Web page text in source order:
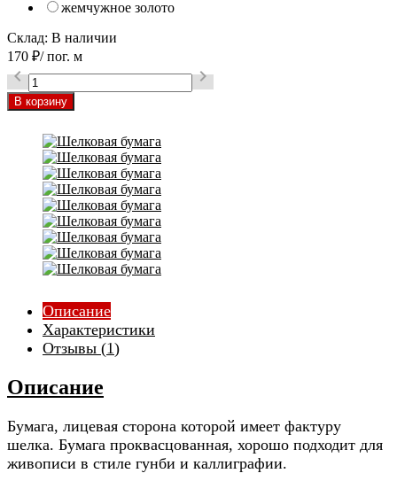
жемчужное золото
Склад: В наличии
170 ₽/ пог. м
 
Описание
Характеристики
Отзывы (1)
Описание
Бумага, лицевая сторона которой имеет фактуру
шелка. Бумага проквасцованная, хорошо подходит для
живописи в стиле гунби и каллиграфии.